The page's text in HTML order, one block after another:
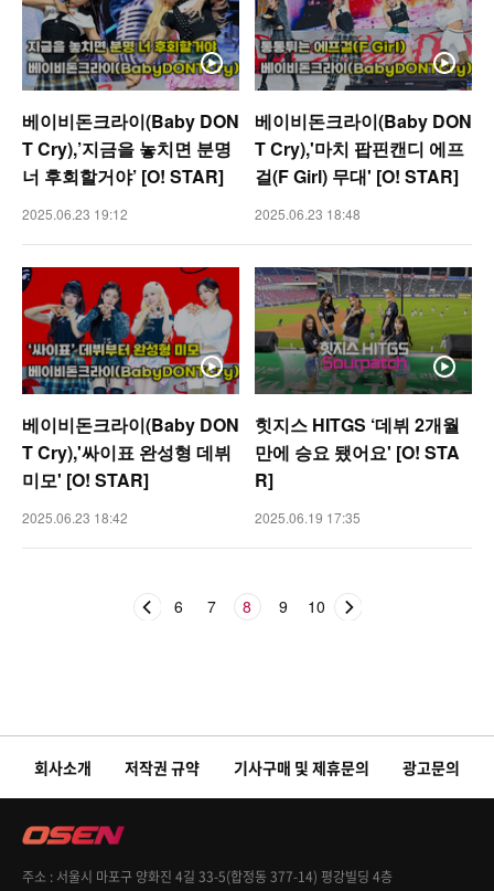
베이비돈크라이(Baby DON
T Cry),’지금을 놓치면 분명
너 후회할거야’ [O! STAR]
2025.06.23 19:12
베이비돈크라이(Baby DON
T Cry),'마치 팝핀캔디 에프
걸(F Girl) 무대' [O! STAR]
2025.06.23 18:48
베이비돈크라이(Baby DON
T Cry),'싸이표 완성형 데뷔
미모' [O! STAR]
2025.06.23 18:42
힛지스 HITGS ‘데뷔 2개월
만에 승요 됐어요' [O! STA
R]
2025.06.19 17:35
6 7 8 9 10
회사소개 저작권 규약 기사구매 및 제휴문의 광고문의
주소
서울시 마포구 양화진 4길 33-5(합정동 377-14) 평강빌딩 4층